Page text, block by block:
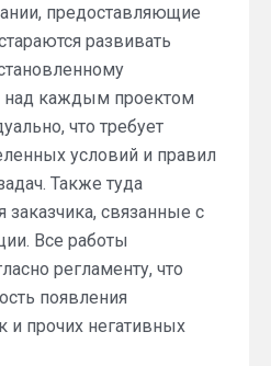
предоставляющие
развивать
над каждым проектом
что требует
условий и правил
Также туда
заказчика, связанные с
Все работы
регламенту, что
появления
и прочих негативных